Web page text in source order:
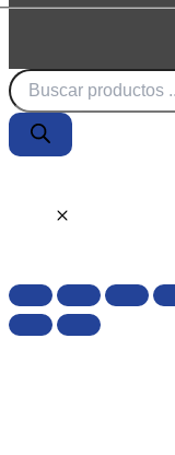
Búsqueda
de
productos